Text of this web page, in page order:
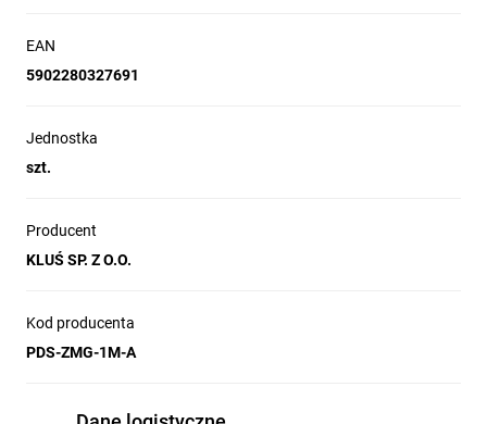
EAN
5902280327691
Jednostka
szt.
Producent
KLUŚ SP. Z O.O.
Kod producenta
PDS-ZMG-1M-A